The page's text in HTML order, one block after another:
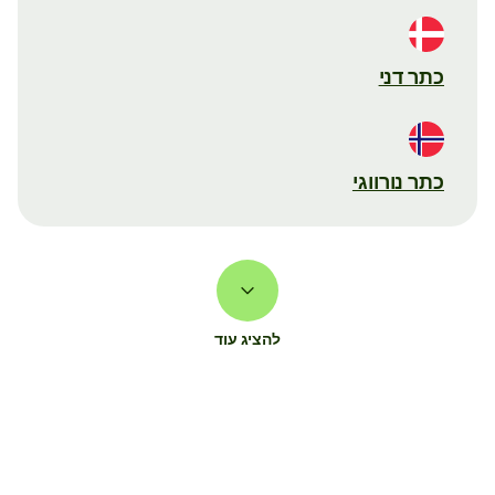
כתר דני
כתר נורווגי
להציג עוד